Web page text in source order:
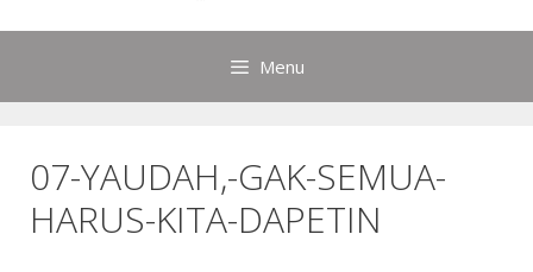
Menu
07-YAUDAH,-GAK-SEMUA-
HARUS-KITA-DAPETIN